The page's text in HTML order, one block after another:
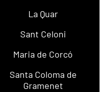
La Quar
Sant Celoni
Maria de Corcó
Santa Coloma de
Gramenet